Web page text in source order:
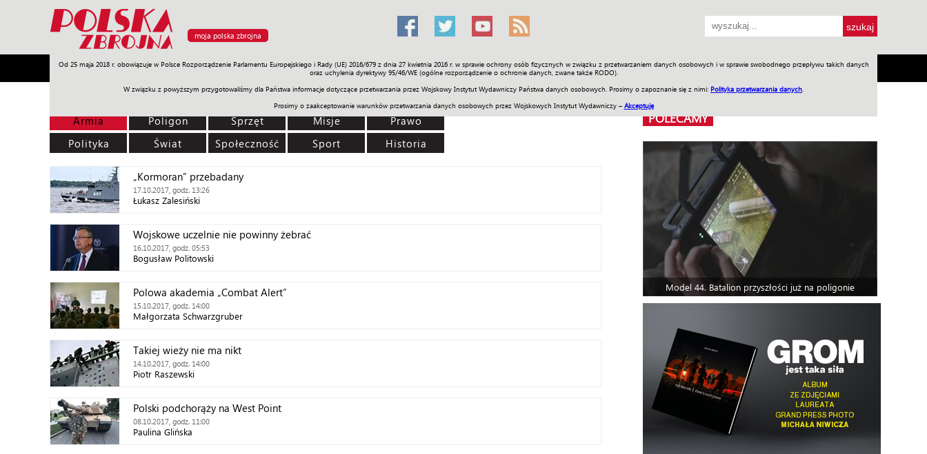
moja polska zbrojna
Od 25 maja 2018 r. obowiązuje w Polsce Rozporządzenie Parlamentu Europejskiego i Rady (UE) 2016/679 z dnia 27 kwietnia 2016 r. w sprawie ochrony osób fizycznych w związku z przetwarzaniem danych osobowych i w sprawie swobodnego przepływu takich danych
oraz uchylenia dyrektywy 95/46/WE (ogólne rozporządzenie o ochronie danych, zwane także RODO).
W związku z powyższym przygotowaliśmy dla Państwa informacje dotyczące przetwarzania przez Wojskowy Instytut Wydawniczy Państwa danych osobowych. Prosimy o zapoznanie się z nimi: Polityka przetwarzania danych
Prosimy o zaakceptowanie warunków przetwarzania danych osobowych przez Wojskowych Instytut Wydawniczy – Akceptuję
Armia Poligon Sprzęt Misje Polityka Prawo Świat Społeczność Sport Historia Galerie Wideo ENGLISH SKLEP Jednodniówki Praca w WIW
Armia Poligon Sprzęt Misje
Prawo
Polityka
Świat Społeczność Sport Historia
„Kormoran” przebadany
17.10.2017, godz. 13:26
Łukasz Zalesiński
Wojskowe uczelnie nie powinny żebrać
16.10.2017, godz. 05:53
Bogusław Politowski
Polowa akademia „Combat Alert”
15.10.2017, godz. 14:00
Małgorzata Schwarzgruber
Takiej wieży nie ma nikt
14.10.2017, godz. 14:00
Piotr Raszewski
Polski podchorąży na West Point
08.10.2017, godz. 11:00
Paulina Glińska
POLECAMY
Model 44. Batalion przyszłości już na poligonie